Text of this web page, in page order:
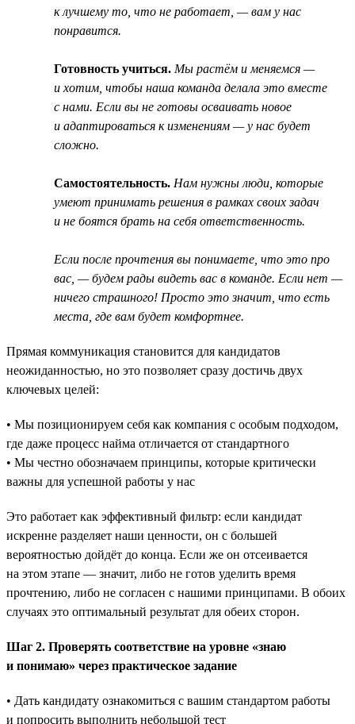
к лучшему то, что не работает, — вам у нас
понравится.
Готовность учиться. Мы растём и меняемся —
и хотим, чтобы наша команда делала это вместе
с нами. Если вы не готовы осваивать новое
и адаптироваться к изменениям — у нас будет
сложно.
Самостоятельность. Нам нужны люди, которые
умеют принимать решения в рамках своих задач
и не боятся брать на себя ответственность.
Если после прочтения вы понимаете, что это про
вас, — будем рады видеть вас в команде. Если нет —
ничего страшного! Просто это значит, что есть
места, где вам будет комфортнее.
Прямая коммуникация становится для кандидатов
неожиданностью, но это позволяет сразу достичь двух
ключевых целей:
• Мы позиционируем себя как компания с особым подходом,
где даже процесс найма отличается от стандартного
• Мы честно обозначаем принципы, которые критически
важны для успешной работы у нас
Это работает как эффективный фильтр: если кандидат
искренне разделяет наши ценности, он с большей
вероятностью дойдёт до конца. Если же он отсеивается
на этом этапе — значит, либо не готов уделить время
прочтению, либо не согласен с нашими принципами. В обоих
случаях это оптимальный результат для обеих сторон.
Шаг 2. Проверять соответствие на уровне «знаю
и понимаю» через практическое задание
• Дать кандидату ознакомиться с вашим стандартом работы
и попросить выполнить небольшой тест